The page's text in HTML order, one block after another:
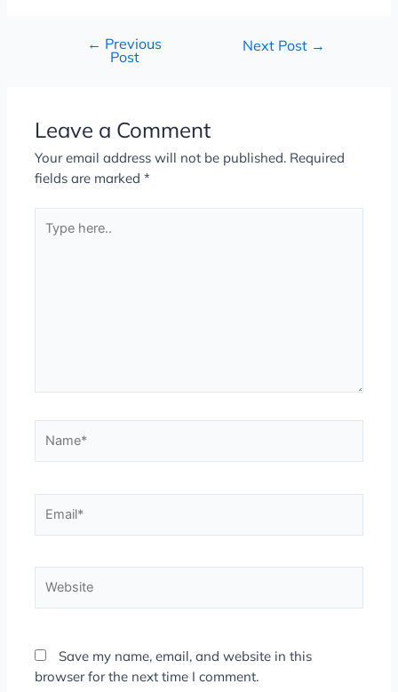
← Previous
Post
Next Post →
Leave a Comment
Your email address will not be published. Required
fields are marked*
here..
Save my name, email, and website in this
browser for the next time I comment.